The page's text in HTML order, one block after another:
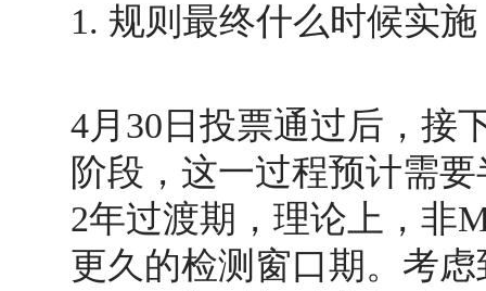
1. 规则最终什么时候实
4月30日投票通过后，接
阶段，这一过程预计需
2年过渡期，理论上，非
更久的检测窗口期。考